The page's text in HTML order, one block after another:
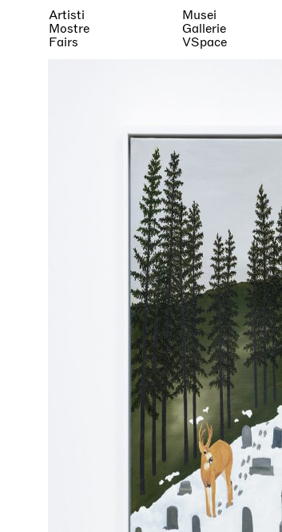
Artisti
Mostre
Fairs
Musei
Gallerie
VSpace